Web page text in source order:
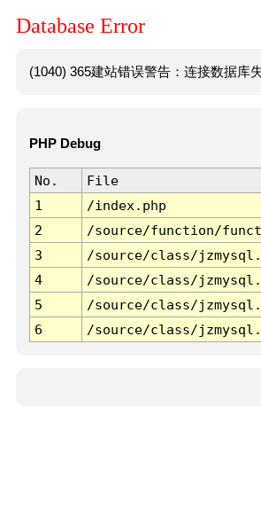
Database Error
(1040) 365建站错误警告：连接数据库
PHP Debug
No. File
1
/index.php
2
/source/function/
3
/source/class/
4
/source/class/
5
/source/class/
6
/source/class/